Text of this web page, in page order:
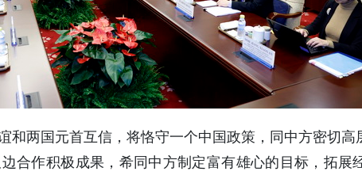
和两国元首互信，将恪守一个中国政策，同中方密切高
合作积极成果，希同中方制定富有雄心的目标，拓展